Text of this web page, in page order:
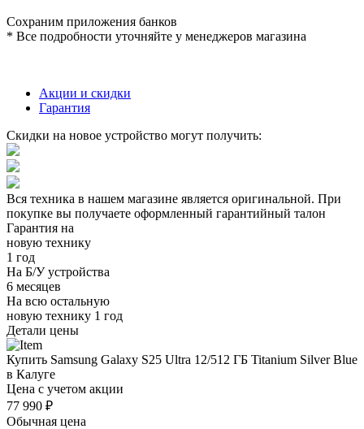
Сохраним приложения банков
* Все подробности уточняйте у менеджеров магазина
Акции и скидки
Гарантия
Скидки на новое устройство могут получить:
Вся техника в нашем магазине является оригинальной. При
покупке вы получаете оформленный гарантийный талон
Гарантия на
новую технику
1 год
На Б/У устройства
6 месяцев
На всю остальную
новую технику 1 год
Детали цены
Купить Samsung Galaxy S25 Ultra 12/512 ГБ Titanium Silver Blue
в Калуге
Цена с учетом акции
77 990 ₽
Обычная цена